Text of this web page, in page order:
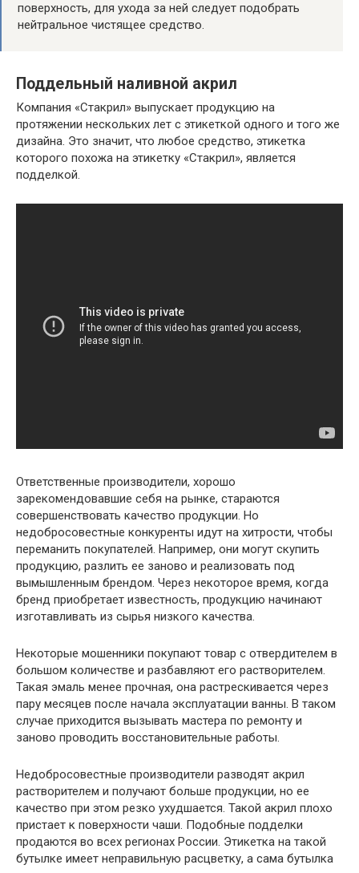
поверхность, для ухода за ней следует подобрать
нейтральное чистящее средство.
Поддельный наливной акрил
Компания «Стакрил» выпускает продукцию на
протяжении нескольких лет с этикеткой одного и того же
дизайна. Это значит, что любое средство, этикетка
которого похожа на этикетку «Стакрил», является
подделкой.
Ответственные производители, хорошо
зарекомендовавшие себя на рынке, стараются
совершенствовать качество продукции. Но
недобросовестные конкуренты идут на хитрости, чтобы
переманить покупателей. Например, они могут скупить
продукцию, разлить ее заново и реализовать под
вымышленным брендом. Через некоторое время, когда
бренд приобретает известность, продукцию начинают
изготавливать из сырья низкого качества.
Некоторые мошенники покупают товар с отвердителем в
большом количестве и разбавляют его растворителем.
Такая эмаль менее прочная, она растрескивается через
пару месяцев после начала эксплуатации ванны. В таком
случае приходится вызывать мастера по ремонту и
заново проводить восстановительные работы.
Недобросовестные производители разводят акрил
растворителем и получают больше продукции, но ее
качество при этом резко ухудшается. Такой акрил плохо
пристает к поверхности чаши. Подобные подделки
продаются во всех регионах России. Этикетка на такой
бутылке имеет неправильную расцветку, а сама бутылка